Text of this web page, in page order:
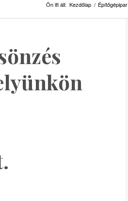
Ön itt áll: Kezdőlap / Építőgépipar